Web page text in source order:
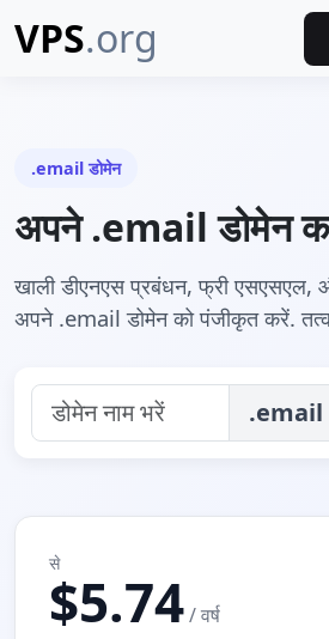
VPS.org
.email डोमेन
अपने .email डोमेन
खाली डीएनएस प्रबंधन, फ्री एसएसएल,
अपने .email डोमेन को पंजीकृत करें.
.email
से
$5.74/ वर्ष